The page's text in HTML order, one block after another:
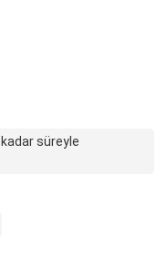
süreyle